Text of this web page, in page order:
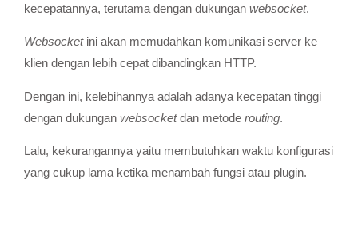
kecepatannya, terutama dengan dukungan websocket.
Websocketini akan memudahkan komunikasi server ke
klien dengan lebih cepat dibandingkan HTTP.
Dengan ini, kelebihannya adalah adanya kecepatan tinggi
dengan dukungan websocketdan metode routing.
Lalu, kekurangannya yaitu membutuhkan waktu konfigurasi
yang cukup lama ketika menambah fungsi atau plugin.